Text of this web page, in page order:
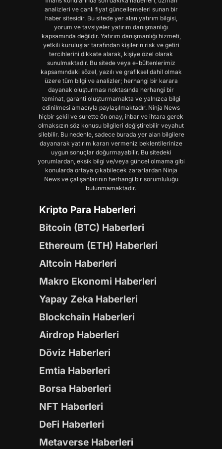
analizleri ve canlı fiyat güncellemeleri sunan bir
haber sitesidir. Bu sitede yer alan yatırım bilgisi,
yorum ve tavsiyeler yatırım danışmanlığı
kapsamında değildir. Yatırım danışmanlığı hizmeti,
yetkili kuruluşlar tarafından kişilerin risk ve getiri
tercihlerini dikkate alarak, kişiye özel olarak
sunulmaktadır. Bu sitede veya e-bültenlerimiz
kapsamındaki sözel, yazılı ve grafiksel dahil olmak
üzere tüm bilgi ve analizler; herhangi bir karara
dayanak oluşturması noktasında herhangi bir
teminat, garanti oluşturmamakta ve yalnızca bilgi
edinilmesi amacıyla paylaşılmaktadır. Ninja News
hiçbir şekil ve surette ön onay, ihbar ve ihtara gerek
olmaksızın söz konusu bilgileri değiştirebilir veyahut
silebilir. Bu nedenle, sadece burada yer alan bilgilere
dayanarak yatırım kararı vermeniz beklentilerinize
uygun sonuçlar doğurmayabilir. Bu sitedeki
yorumlardan, eksik bilgi ve/veya güncel olmama gibi
konularda ortaya çıkabilecek zararlardan Ninja
News ve çalışanlarının herhangi bir sorumluluğu
bulunmamaktadır.
Kripto Para Haberleri
Bitcoin (BTC) Haberleri
Ethereum (ETH) Haberleri
Altcoin Haberleri
Makro Ekonomi Haberleri
Yapay Zeka Haberleri
Blockchain Haberleri
Airdrop Haberleri
Döviz Haberleri
Emtia Haberleri
Borsa Haberleri
NFT Haberleri
DeFi Haberleri
Metaverse Haberleri